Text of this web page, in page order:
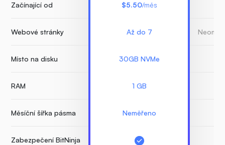
Začínající od
Webové stránky
Místo na disku
RAM
Měsíční šířka pásma
Zabezpečení BitNinja
$5.50/měs
Až do 7
30GB NVMe
1 GB
Neměřeno